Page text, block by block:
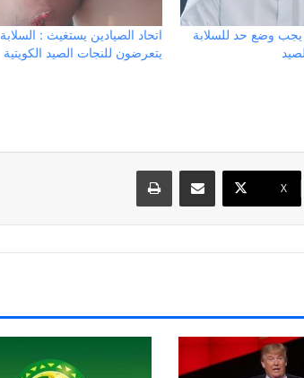
يجب وضع حد للسلابة
اتحاد الصيادين يستغيث : السلابة
يتعرضون للنجات الصيد الكويتية
X
مشاركة عبر البريد طباعة